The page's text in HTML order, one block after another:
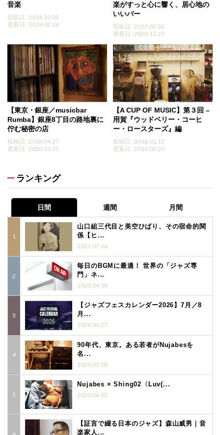
音楽
投稿日 : 2016.10.03
更新日 : 2019.02.26
楽がすっと心に響く、居心地の
いいバー
投稿日 : 2017.02.02
更新日 : 2020.11.25
【東京・銀座／musicbar
Rumba】銀座8丁目の路地裏に
佇む秘密の店
投稿日 : 2018.04.27
更新日 : 2020.11.25
【A CUP OF MUSIC】第３回 –
用賀『ウッドベリー・コーヒ
ー・ロースターズ』編
投稿日 : 2018.01.15
更新日 : 2019.03.20
ランキング
日間 週間 月間
山口組三代目と美空ひばり、その宿命的関
係【ヒ...
2021.07.06
毎日のBGMに最適！ 世界の「ジャズ専
門」ネ...
2020.04.18
【ジャズフェスカレンダー2026】7月／8
月...
2026.06.27
90年代、東京。ある若者がNujabesを
名...
2020.05.08
Nujabes × Shing02〈Luv(...
2020.06.05
【証言で綴る日本のジャズ】森山威男｜音
楽家人...